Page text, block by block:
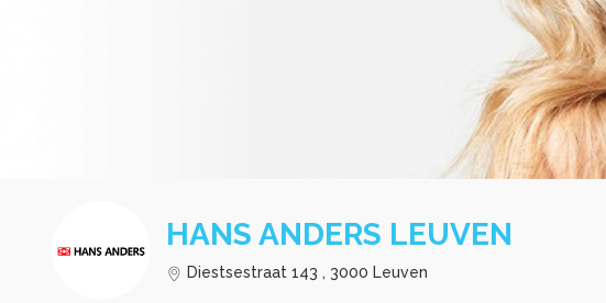
HANS ANDERS LEUVEN
Diestsestraat 143 , 3000 Leuven